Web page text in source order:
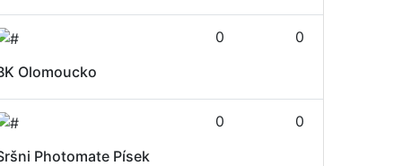
Olomoucko
0 0
Photomate Písek
0 0